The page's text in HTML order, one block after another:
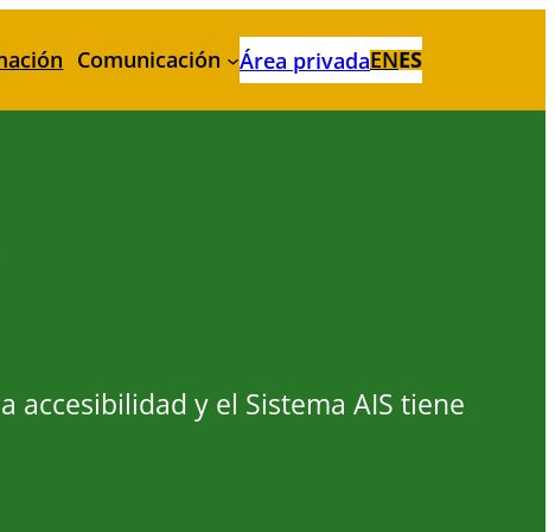
Comunicación Área privadaENES
accesibilidad y el Sistema AIS tiene